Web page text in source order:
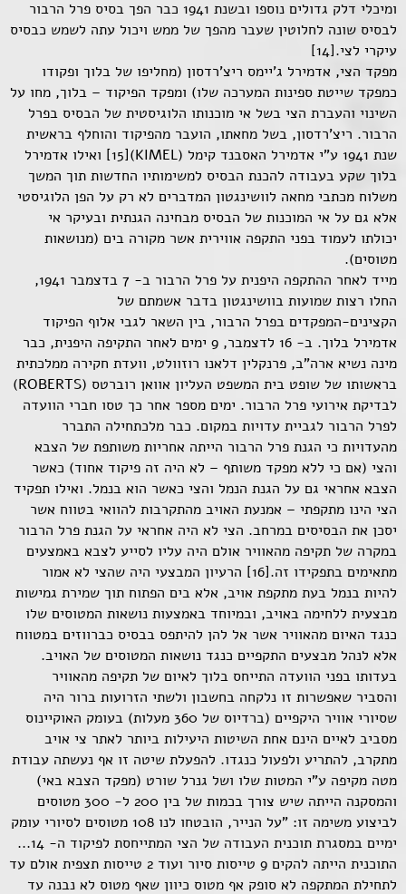
ומיכלי דלק גדולים נוספו ובשנת 1941 כבר הפך בסיס פרל הרבור
לבסיס שונה לחלוטין שעבר מהפך של ממש ויכול עתה לשמש כבסיס
עיקרי לצי.[14]
מפקד הצי, אדמירל ג'יימס ריצ'רדסון (מחליפו של בלוך ופקודו
כמפקד שייטת ספינות המערכה שלו) ומפקד הפיקוד – בלוך, מחו על
השינוי והעברת הצי בשל אי מוכנותו הלוגיסטית של הבסיס בפרל
הרבור. ריצ'רדסון, בשל מחאתו, הועבר מהפיקוד והוחלף בראשית
שנת 1941 ע"י אדמירל האסבנד קימל (KIMEL)[15] ואילו אדמירל
בלוך שקע בעבודה להכנת הבסיס למשימותיו החדשות תוך המשך
משלוח מכתבי מחאה לוושינגטון המדברים לא רק על הפן הלוגיסטי
אלא גם על אי המוכנות של הבסיס מבחינה הגנתית ובעיקר אי
יכולתו לעמוד בפני התקפה אווירית אשר מקורה בים (מנושאות
מטוסים).
מייד לאחר ההתקפה היפנית על פרל הרבור ב- 7 בדצמבר 1941,
החלו רצות שמועות בוושינגטון בדבר אשמתם של
הקצינים-המפקדים בפרל הרבור, בין השאר לגבי אלוף הפיקוד
אדמירל בלוך. ב- 16 לדצמבר, 9 ימים לאחר התקיפה היפנית, כבר
מינה נשיא ארה"ב, פרנקלין דלאנו רוזוולט, וועדת חקירה ממלכתית
בראשותו של שופט בית המשפט העליון אוואן רוברטס (ROBERTS)
לבדיקת אירועי פרל הרבור. ימים מספר אחר כך טסו חברי הוועדה
לפרל הרבור לגביית עדויות במקום. כבר מלכתחילה התברר
מהעדויות כי הגנת פרל הרבור הייתה אחריות משותפת של הצבא
והצי (אם כי ללא מפקד משותף – לא היה זה פיקוד אחוד) כאשר
הצבא אחראי גם על הגנת הנמל והצי כאשר הוא בנמל. ואילו תפקיד
הצי הינו מתקפתי – אמנעת האויב מהתקרבות להוואי בטווח אשר
יסכן את הבסיסים במרחב. הצי לא היה אחראי על הגנת פרל הרבור
במקרה של תקיפה מהאוויר אולם היה עליו לסייע לצבא באמצעים
מתאימים בתפקידו זה.[16] הרעיון המבצעי היה שהצי לא אמור
להיות בנמל בעת מתקפת אויב, אלא בים הפתוח תוך שמירת גמישות
מבצעית ללחימה באויב, ובמיוחד באמצעות נושאות המטוסים שלו
כנגד האיום מהאוויר אשר אל להן להיתפס בבסיס כברווזים במטווח
אלא לנהל מבצעים התקפיים כנגד נושאות המטוסים של האויב.
בעדותו בפני הוועדה התייחס בלוך לאיום של תקיפה מהאוויר
והסביר שאפשרות זו נלקחה בחשבון ולשתי הזרועות ברור היה
שסיורי אוויר היקפיים (ברדיוס של 360 מעלות) בעומק האוקיינוס
מסביב לאיים הינם אחת השיטות היעילות ביותר לאתר צי אויב
מתקרב, להתריע ולפעול כנגדו. להפעלת שיטה זו אף נעשתה עבודת
מטה מקיפה ע"י המטות שלו ושל גנרל שורט (מפקד הצבא באי)
והמסקנה הייתה שיש צורך בכמות של בין 200 ל- 300 מטוסים
לביצוע משימה זו: "על הנייר, הובטחו לנו 108 מטוסים לסיורי עומק
ימיים במסגרת תוכנית העבודה של הצי המתייחסת לפיקוד ה- 14...
התוכנית הייתה להקים 9 טייסות סיור ועוד 2 טייסות תצפית אולם עד
לתחילת המתקפה לא סופק אף מטוס כיוון שאף מטוס לא נבנה עד